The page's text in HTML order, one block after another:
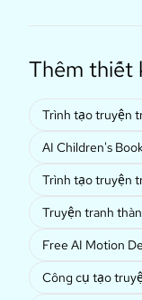
Thêm thiết
Trình tạo truyện
AI Children's
Trình tạo truyện
Truyện tranh
Free AI Motion
Công cụ tạo